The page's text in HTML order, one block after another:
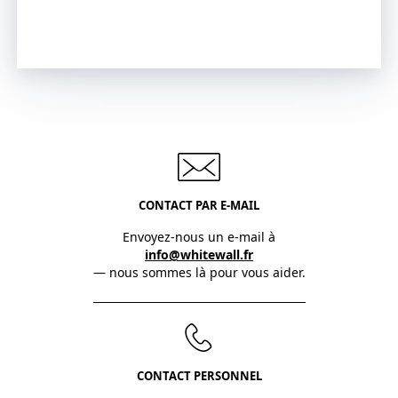
CONTACT PAR E-MAIL
Envoyez-nous un e-mail à
info@whitewall.fr
— nous sommes là pour vous aider.
CONTACT PERSONNEL